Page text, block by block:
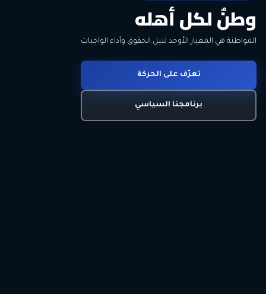
وطنٌ لكل أهله
المواطنة هي المعيار الأوحد لنيل الحقوق وأداء الواجبات
تعرّف على الحركة
برنامجنا السياسي
معاً من أجل التغيير
الحرية • الوحدة • السلام • الديمقراطية
انضم للحركة
اتصل بنا